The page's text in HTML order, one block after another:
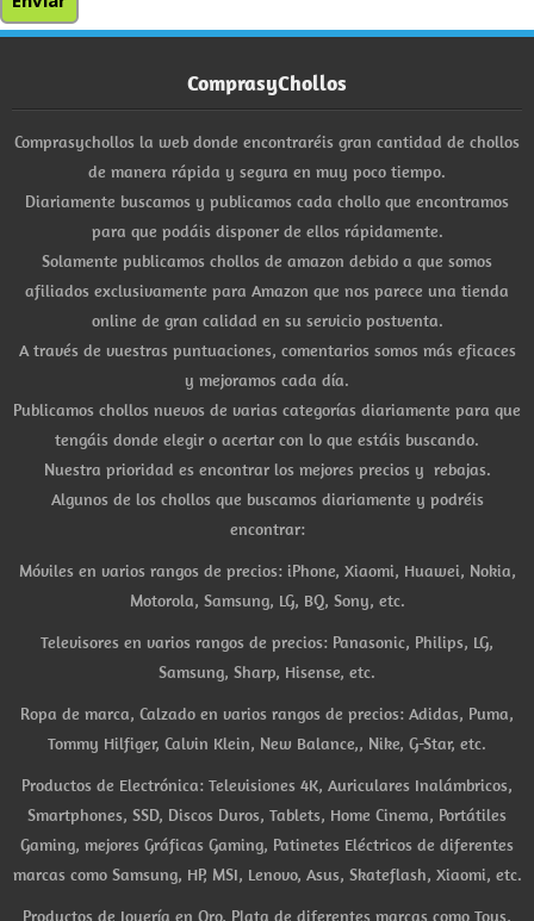
ComprasyChollos
Comprasychollos la web donde encontraréis gran cantidad de chollos
de manera rápida y segura en muy poco tiempo.
Diariamente buscamos y publicamos cada chollo que encontramos
para que podáis disponer de ellos rápidamente.
Solamente publicamos chollos de amazon debido a que somos
afiliados exclusivamente para Amazon que nos parece una tienda
online de gran calidad en su servicio postventa.
A través de vuestras puntuaciones, comentarios somos más eficaces
y mejoramos cada día.
Publicamos chollos nuevos de varias categorías diariamente para que
tengáis donde elegir o acertar con lo que estáis buscando.
Nuestra prioridad es encontrar los mejores precios y rebajas.
Algunos de los chollos que buscamos diariamente y podréis
encontrar:
Móviles en varios rangos de precios: iPhone, Xiaomi, Huawei, Nokia,
Motorola, Samsung, LG, BQ, Sony, etc.
Televisores en varios rangos de precios: Panasonic, Philips, LG,
Samsung, Sharp, Hisense, etc.
Ropa de marca, Calzado en varios rangos de precios: Adidas, Puma,
Tommy Hilfiger, Calvin Klein, New Balance,, Nike, G-Star, etc.
Productos de Electrónica: Televisiones 4K, Auriculares Inalámbricos,
Smartphones, SSD, Discos Duros, Tablets, Home Cinema, Portátiles
Gaming, mejores Gráficas Gaming, Patinetes Eléctricos de diferentes
marcas como Samsung, HP, MSI, Lenovo, Asus, Skateflash, Xiaomi, etc.
Productos de Joyería en Oro, Plata de diferentes marcas como Tous,